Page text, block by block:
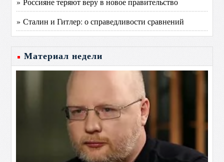
» Сталин и Гитлер: о справедливости сравнений
Материал недели